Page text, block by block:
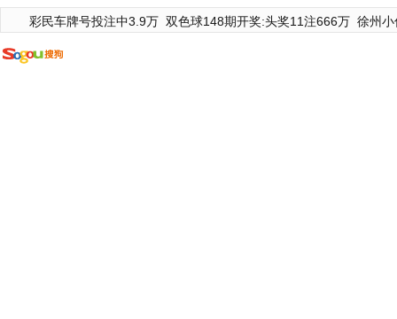
彩民车牌号投注中3.9万 双色球148期开奖:头奖11注666万 徐州